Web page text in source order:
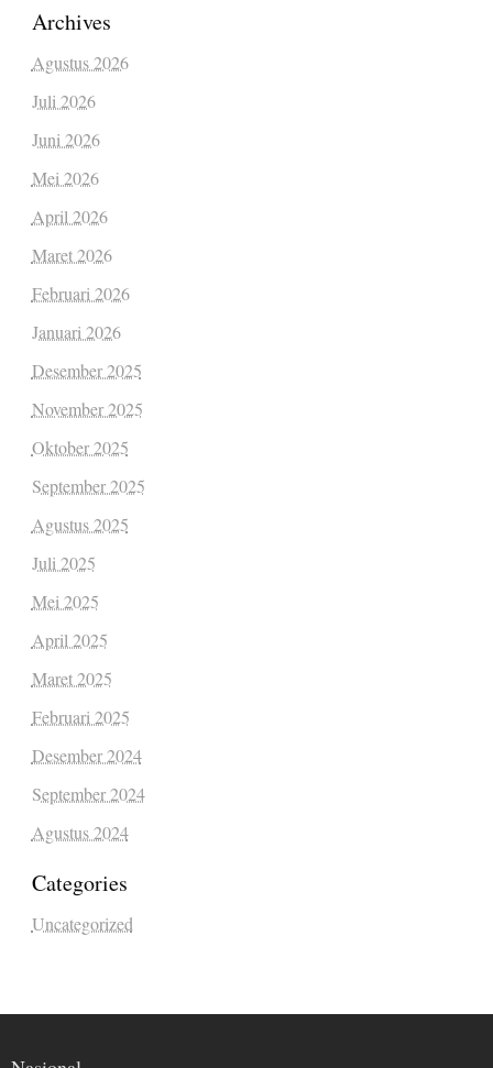
Archives
Agustus 2026
Juli 2026
Juni 2026
Mei 2026
April 2026
Maret 2026
Februari 2026
Januari 2026
Desember 2025
November 2025
Oktober 2025
September 2025
Agustus 2025
Juli 2025
Mei 2025
April 2025
Maret 2025
Februari 2025
Desember 2024
September 2024
Agustus 2024
Categories
Uncategorized